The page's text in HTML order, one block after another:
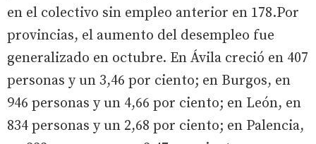
en el colectivo sin empleo anterior en 178.Por
provincias, el aumento del desempleo fue
generalizado en octubre. En Ávila creció en 407
personas y un 3,46 por ciento; en Burgos, en
946 personas y un 4,66 por ciento; en León, en
834 personas y un 2,68 por ciento; en Palencia,